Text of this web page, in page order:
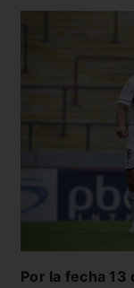
Por la fecha